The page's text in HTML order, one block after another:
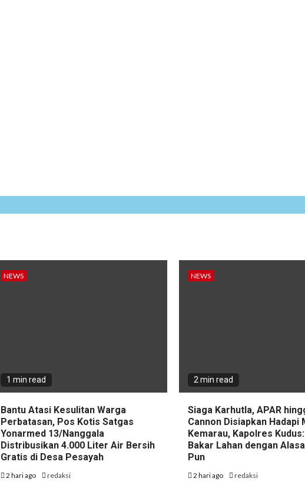
NEWS
1 min read
Bantu Atasi Kesulitan Warga
Perbatasan, Pos Kotis Satgas
Yonarmed 13/Nanggala
Distribusikan 4.000 Liter Air Bersih
Gratis di Desa Pesayah
2 hari ago redaksi
NEWS
2 min read
Siaga Karhutla, APAR
Cannon Disiapkan Hadapi
Kemarau, Kapolres
Bakar Lahan dengan
Pun
2 hari ago redaksi